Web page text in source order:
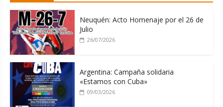
06/08/2026
Neuquén: Acto Homenaje por el 26 de
Julio
26/07/2026
Argentina: Campaña solidaria
«Estamos con Cuba»
09/03/2026